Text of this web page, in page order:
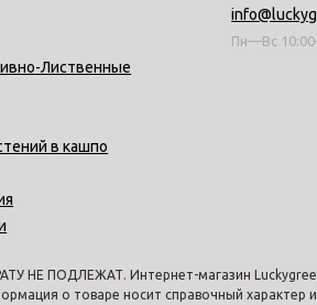
Лиственные
в кашпо
Пн—Вс
НЕ ПОДЛЕЖАТ. Интернет-магазин
о товаре носит справочный характер